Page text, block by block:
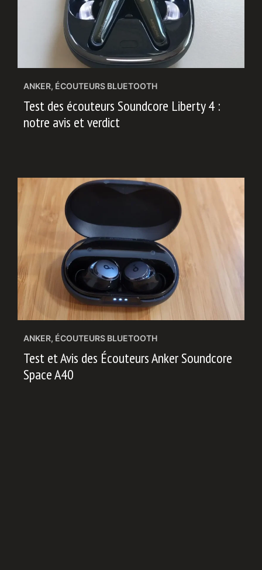
ANKER, ÉCOUTEURS BLUETOOTH
Test des écouteurs Soundcore Liberty 4 :
notre avis et verdict
ANKER, ÉCOUTEURS BLUETOOTH
Test et Avis des Écouteurs Anker Soundcore
Space A40